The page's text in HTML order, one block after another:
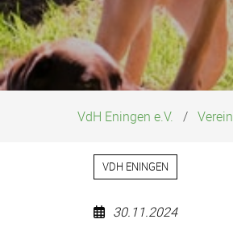
VdH Eningen e.V. Verein
VDH ENINGEN
30.11.2024